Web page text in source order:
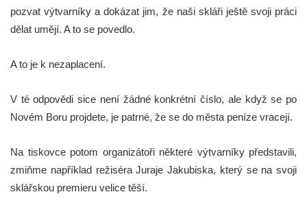
pozvat výtvarníky a dokázat jim, že naši skláři ještě svoji práci
dělat umějí. A to se povedlo.
A to je k nezaplacení.
V té odpovědi sice není žádné konkrétní číslo, ale když se po
Novém Boru projdete, je patrné, že se do města peníze vracejí.
Na tiskovce potom organizátoři některé výtvarníky představili,
zmiňme například režiséra Juraje Jakubiska, který se na svoji
sklářskou premieru velice těší.